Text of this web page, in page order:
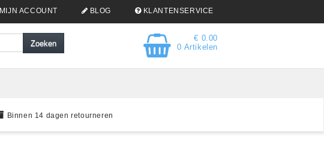
MIJN ACCOUNT BLOG KLANTENSERVICE
€ 0.00
0 Artikelen
Binnen 14 dagen retourneren